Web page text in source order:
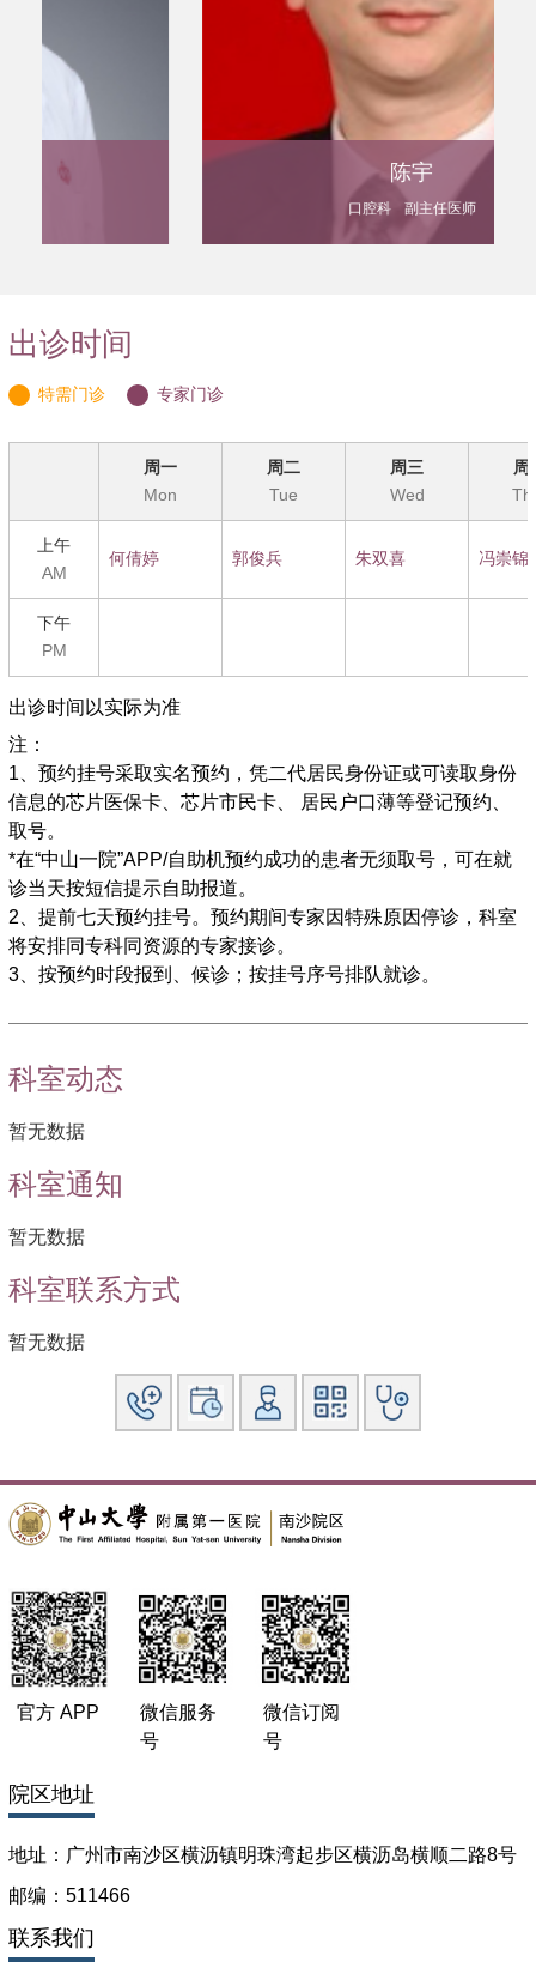
承担中山大学口腔系七年制学生和本科生、医疗系本科生
的理论及临床教学、见习和实习工作。
承担进修生继续教育的培养工作。是我校综合性医院中最
大的口腔医学临床教学基地。
同时我科已率先成为全国几个少数的具有口腔专科医师培
训资格的教学基地。
多万元，在各级刊物发表学术论文160多篇，出版学术专著2
部。
口腔矫治器治疗OSAHS
主 任:冯崇锦
正高人员:张春元 冉炜 丁学强 陈松龄 王安训 冯崇锦 杨
军英
副高人员:陈宇 匡代军 郭冰 黎炽彬
出诊时间
特需门诊 专家门诊
周一
Mon
周二
Tue
周三
Wed
周
上午
AM
何倩婷 郭俊兵 朱双喜 冯崇锦
下午
PM
出诊时间以实际为准
注：
1、预约挂号采取实名预约，凭二代居民身份证或可读取身份
信息的芯片医保卡、芯片市民卡、 居民户口薄等登记预约、
取号。
*在“中山一院”APP/自助机预约成功的患者无须取号，可在就
诊当天按短信提示自助报道。
2、提前七天预约挂号。预约期间专家因特殊原因停诊，科室
将安排同专科同资源的专家接诊。
3、按预约时段报到、候诊；按挂号序号排队就诊。
科室动态
暂无数据
科室通知
暂无数据
科室联系方式
暂无数据
官方 APP
微信服务
号
微信订阅
号
院区地址
地址：广州市南沙区横沥镇明珠湾起步区横沥岛横顺二路8号
邮编：511466
联系我们